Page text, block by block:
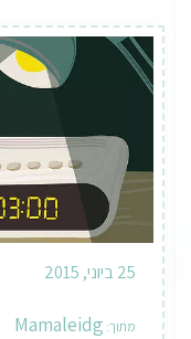
25 ביוני, 2015
Mamaleidg